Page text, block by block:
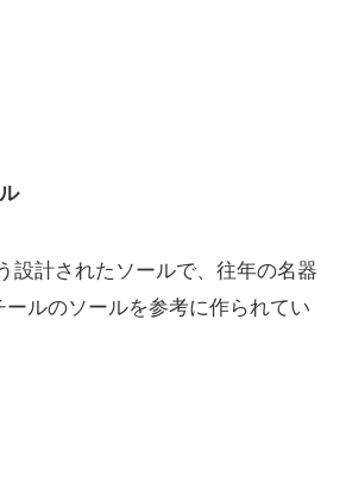
設計されたソールで、 往年の名器
ールのソールを参考に作られてい